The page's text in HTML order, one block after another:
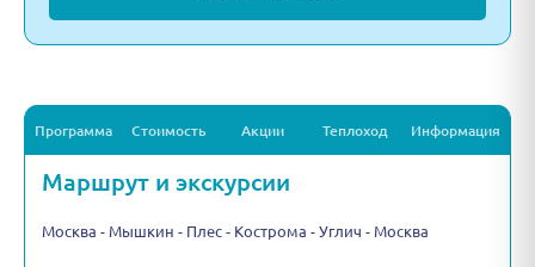
Программа Стоимость Акции Теплоход Информация
Маршрут и экскурсии
Москва - Мышкин - Плес - Кострома - Углич - Москва